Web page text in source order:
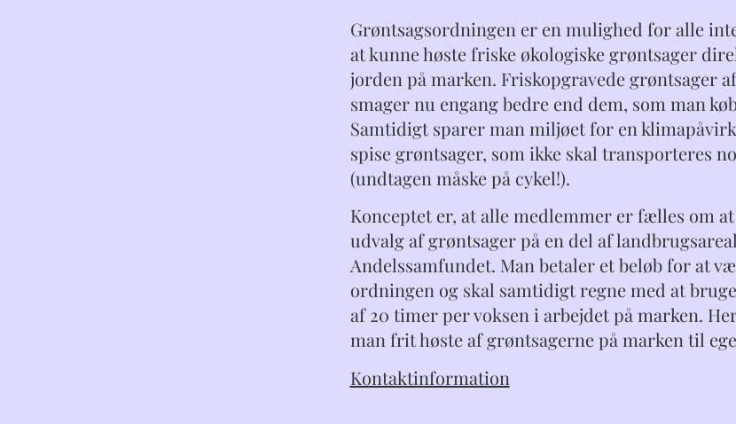
Grøntsagsordningen er en mulighed for alle
at kunne høste friske økologiske grøntsager
jorden på marken. Friskopgravede grøntsager
smager nu engang bedre end dem, som man
Samtidigt sparer man miljøet for en
spise grøntsager, som ikke skal transporteres
(undtagen måske på cykel!).
Konceptet er, at alle medlemmer er fælles om
udvalg af grøntsager på en del af
Andelssamfundet. Man betaler et beløb for at
ordningen og skal samtidigt regne med at
af 20 timer per voksen i arbejdet på marken.
man frit høste af grøntsagerne på marken til
Kontaktinformation